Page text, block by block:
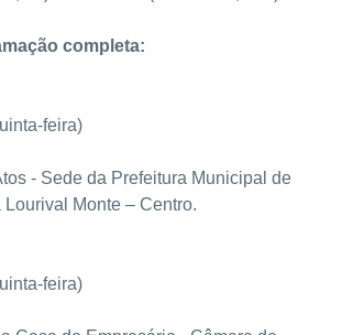
completa:
feira)
- Sede da Prefeitura Municipal de
Monte – Centro.
feira)